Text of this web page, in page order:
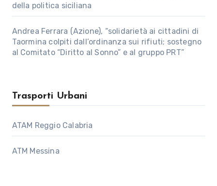
della politica siciliana
Andrea Ferrara (Azione), “solidarietà ai cittadini di
Taormina colpiti dall’ordinanza sui rifiuti; sostegno
al Comitato “Diritto al Sonno” e al gruppo PRT”
Trasporti Urbani
ATAM Reggio Calabria
ATM Messina